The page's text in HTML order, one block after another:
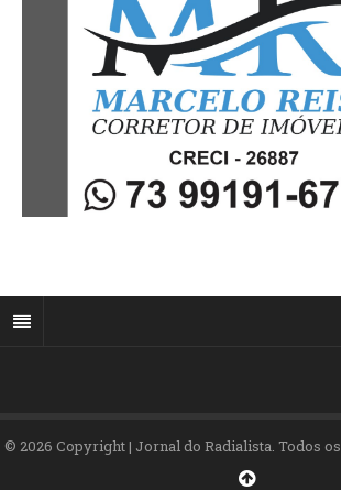
© 2026 Copyright | Jornal do Radialista. Todos